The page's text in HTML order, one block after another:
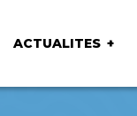
ACTUALITES